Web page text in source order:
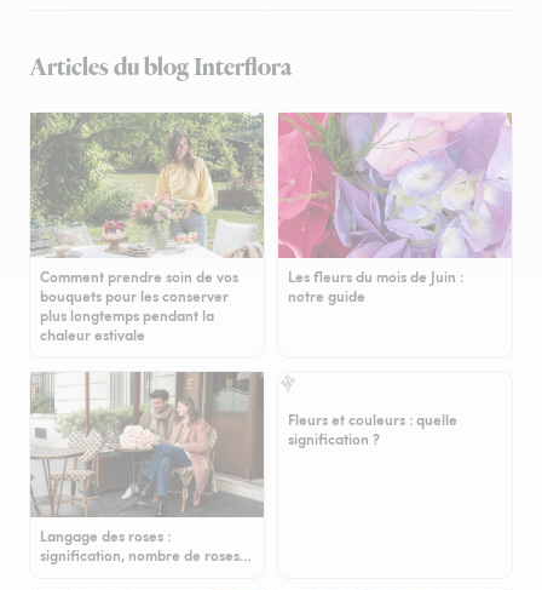
Articles du blog Interflora
Comment prendre soin de vos
bouquets pour les conserver
plus longtemps pendant la
chaleur estivale
Les fleurs du mois de Juin :
notre guide
Langage des roses :
signification, nombre de roses…
Fleurs et couleurs : quelle
signification ?